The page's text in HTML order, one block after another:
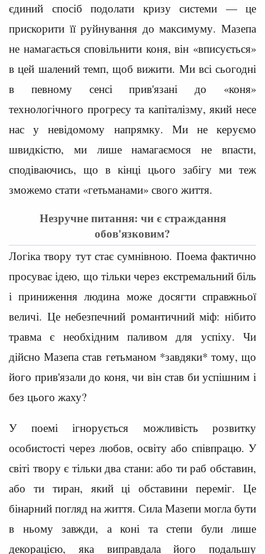
єдиний спосіб подолати кризу системи — це
прискорити її руйнування до максимуму. Мазепа
не намагається сповільнити коня, він «вписується»
в цей шалений темп, щоб вижити. Ми всі сьогодні
в певному сенсі прив'язані до «коня»
технологічного прогресу та капіталізму, який несе
нас у невідомому напрямку. Ми не керуємо
швидкістю, ми лише намагаємося не впасти,
сподіваючись, що в кінці цього забігу ми теж
зможемо стати «гетьманами» свого життя.
Незручне питання: чи є страждання
обов'язковим?
Логіка твору тут стає сумнівною. Поема фактично
просуває ідею, що тільки через екстремальний біль
і приниження людина може досягти справжньої
величі. Це небезпечний романтичний міф: нібито
травма є необхідним паливом для успіху. Чи
дійсно Мазепа став гетьманом *завдяки* тому, що
його прив'язали до коня, чи він став би успішним і
без цього жаху?
У поемі ігнорується можливість розвитку
особистості через любов, освіту або співпрацю. У
світі твору є тільки два стани: або ти раб обставин,
або ти тиран, який ці обставини переміг. Це
бінарний погляд на життя. Сила Мазепи могла бути
в ньому завжди, а коні та степи були лише
декорацією, яка виправдала його подальшу